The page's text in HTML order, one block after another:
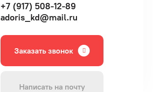
+7 (917) 508-12-89
adoris_kd@mail.ru
Заказать звонок
Написать на почту